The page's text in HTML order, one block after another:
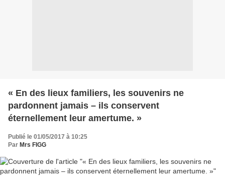
« En des lieux familiers, les souvenirs ne
pardonnent jamais – ils conservent
éternellement leur amertume. »
Publié le 01/05/2017 à 10:25
Par Mrs FIGG